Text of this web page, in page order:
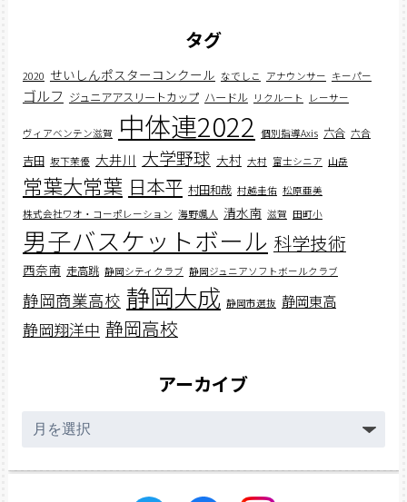
タグ
2020 せいしんポスターコンクール なでしこ アナウンサー キーパー
ゴルフ ジュニアアスリートカップ ハードル リクルート レーサー
ヴィアベンテン滋賀 中体連2022 個別指導Axis 六合 六合
吉田 坂下茉優 大井川 大学野球 大村 大村 富士シニア 山岳
常葉大常葉 日本平 村田和哉 村越圭佑 松原亜美
株式会社ワオ・コーポレーション 海野颯人 清水南 滋賀 田町小
男子バスケットボール 科学技術
西奈南 走高跳 静岡シティクラブ 静岡ジュニアソフトボールクラブ
静岡商業高校 静岡大成 静岡市選抜 静岡東高
静岡翔洋中 静岡高校
アーカイブ
ー